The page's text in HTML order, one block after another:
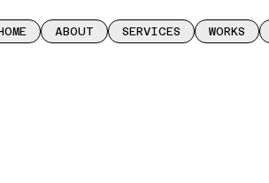
ABOUT SERVICES WORKS